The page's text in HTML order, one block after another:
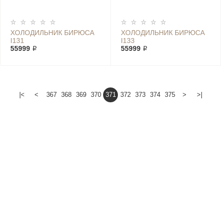
ХОЛОДИЛЬНИК БИРЮСА
I131
55999 ₽
ХОЛОДИЛЬНИК БИРЮСА
I133
55999 ₽
|< < 367 368 369 370 371 372 373 374 375 > >|